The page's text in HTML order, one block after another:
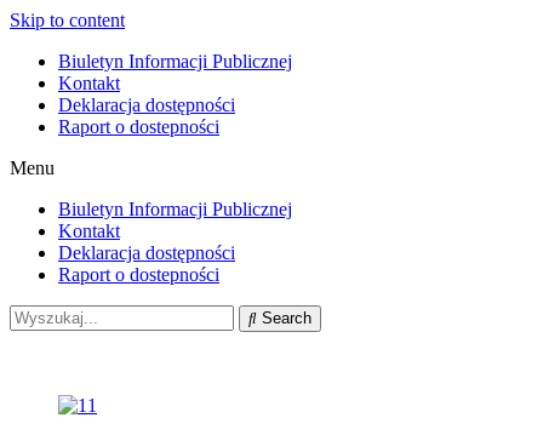
Skip to content
Biuletyn Informacji Publicznej
Kontakt
Deklaracja dostępności
Raport o dostepności
Menu
Biuletyn Informacji Publicznej
Kontakt
Deklaracja dostępności
Raport o dostepności
Search